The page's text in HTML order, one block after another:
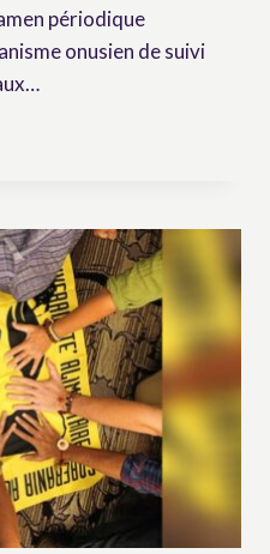
périodique
onusien de suivi